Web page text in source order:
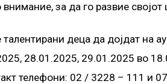
за да го развие својот
деца да дојдат на
28.01.2025, 29.01.2025 во
телефони: 02 / 3228 – 111 и